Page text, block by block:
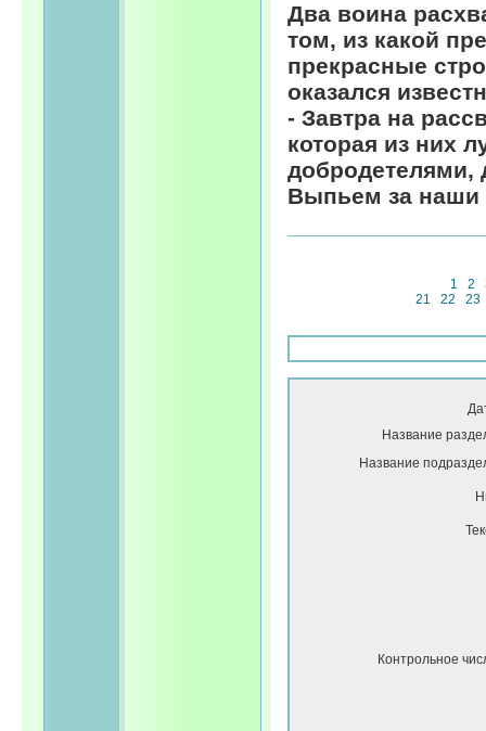
Два воина
том, из какой
прекрасные
оказался
- Завтра на
которая из них
добродетелями,
Выпьем за наши
1 2
21
22 23
Название
Название
Контрольное